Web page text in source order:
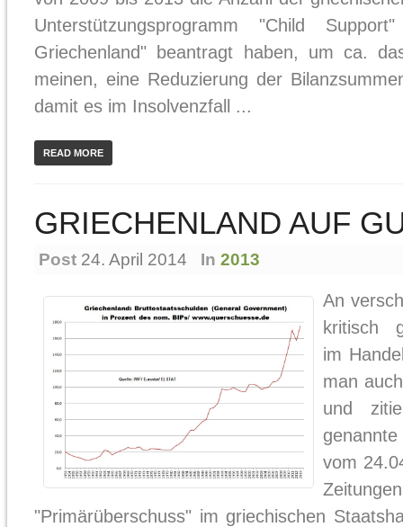
Unterstützungsprogramm "Child
Griechenland" beantragt haben, um ca.
meinen, eine Reduzierung der
damit es im Insolvenzfall ...
READ MORE
GRIECHENLAND AUF
Post 24. April 2014 In 2013
An
kritisch
im
man
und
vom
"Primärüberschuss" im griechischen